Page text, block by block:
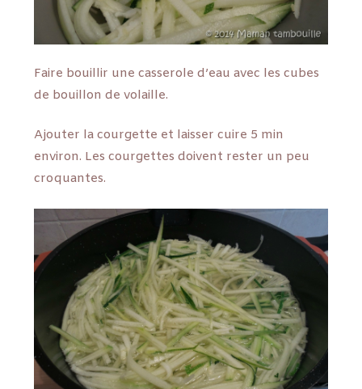
Faire bouillir une casserole d’eau avec les cubes
de bouillon de volaille.
Ajouter la courgette et laisser cuire 5 min
environ. Les courgettes doivent rester un peu
croquantes.